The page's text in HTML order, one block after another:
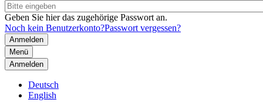
Geben Sie hier das zugehörige Passwort an.
Noch kein Benutzerkonto?Passwort vergessen?
Menü
Anmelden
Deutsch
English